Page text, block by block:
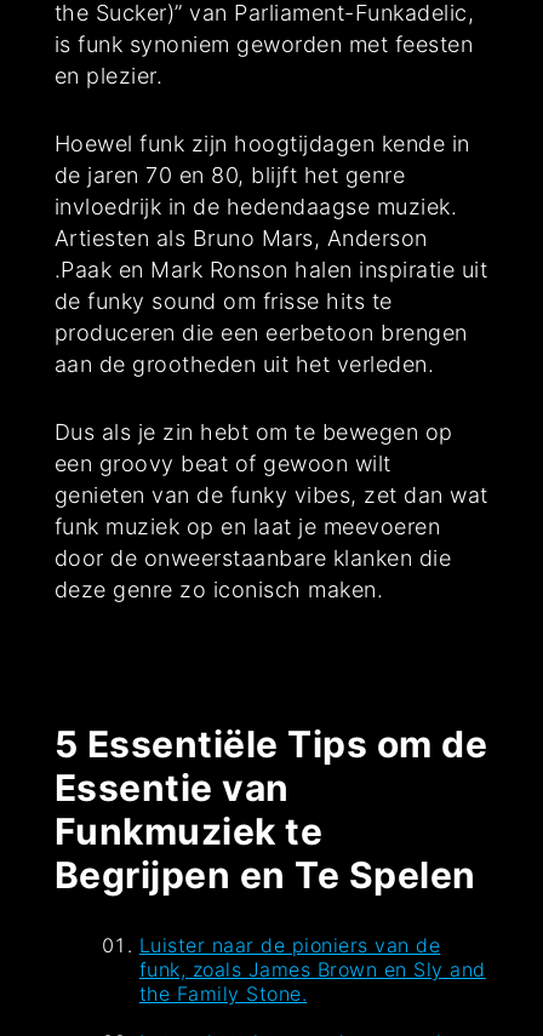
the Sucker)” van Parliament-Funkadelic,
is funk synoniem geworden met feesten
en plezier.
Hoewel funk zijn hoogtijdagen kende in
de jaren 70 en 80, blijft het genre
invloedrijk in de hedendaagse muziek.
Artiesten als Bruno Mars, Anderson
.Paak en Mark Ronson halen inspiratie uit
de funky sound om frisse hits te
produceren die een eerbetoon brengen
aan de grootheden uit het verleden.
Dus als je zin hebt om te bewegen op
een groovy beat of gewoon wilt
genieten van de funky vibes, zet dan wat
funk muziek op en laat je meevoeren
door de onweerstaanbare klanken die
deze genre zo iconisch maken.
5 Essentiële Tips om de
Essentie van
Funkmuziek te
Begrijpen en Te Spelen
Luister naar de pioniers van de
funk, zoals James Brown en Sly and
the Family Stone.